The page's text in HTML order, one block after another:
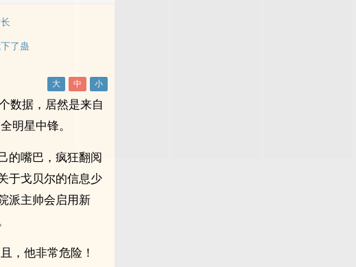
了蛊
数据，居然是来自
明星中锋。
的嘴巴，疯狂翻阅
于戈贝尔的信息少
派主帅会启用新
，他非常危险！